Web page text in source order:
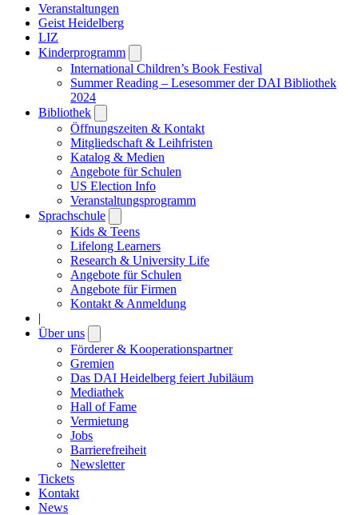
Veranstaltungen
Geist Heidelberg
LIZ
Kinderprogramm
submenu
International Children’s Book Festival
Summer Reading – Lesesommer der DAI Bibliothek
2024
Bibliothek
submenu
Öffnungszeiten & Kontakt
Mitgliedschaft & Leihfristen
Katalog & Medien
Angebote für Schulen
US Election Info
Veranstaltungsprogramm
Sprachschule
submenu
Kids & Teens
Lifelong Learners
Research & University Life
Angebote für Schulen
Angebote für Firmen
Kontakt & Anmeldung
|
Über uns
submenu
Förderer & Kooperationspartner
Gremien
Das DAI Heidelberg feiert Jubiläum
Mediathek
Hall of Fame
Vermietung
Jobs
Barrierefreiheit
Newsletter
Tickets
Kontakt
News